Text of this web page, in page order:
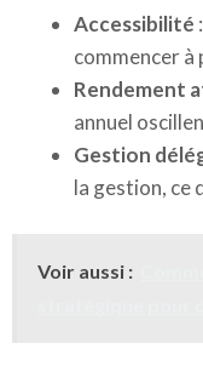
Accessibilité
commencer à
Rendement
annuel
Gestion
la gestion, ce
Voir aussi :